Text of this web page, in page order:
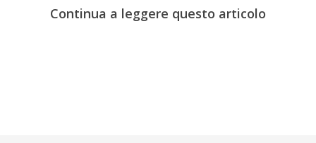
Continua a leggere questo articolo